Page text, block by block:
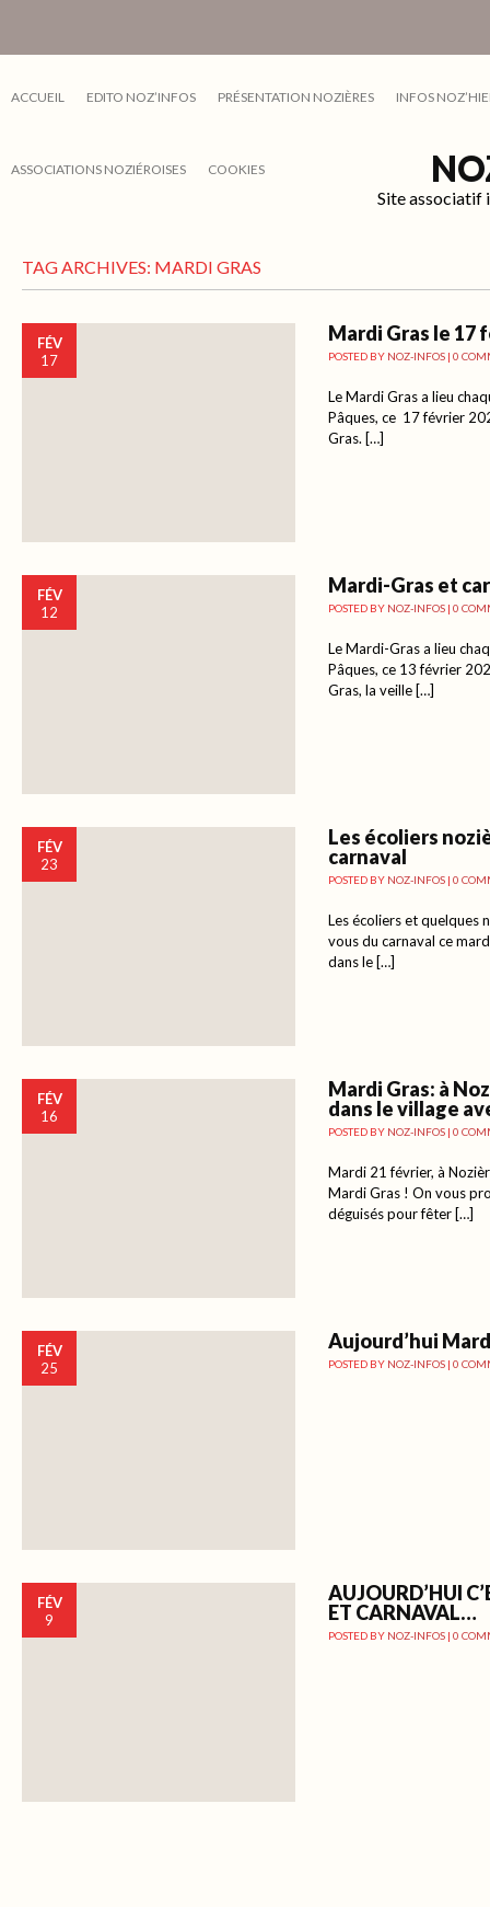
ACCUEIL EDITO NOZ’INFOS PRÉSENTATION NOZIÈRES INFOS
ASSOCIATIONS NOZIÉROISES COOKIES
Site associatif
TAG ARCHIVES: MARDI GRAS
FÉV
17
Mardi Gras le 17
POSTED BY NOZ-INFOS | 0
Le Mardi Gras a lieu
Pâques, ce 17 février
Gras. […]
FÉV
12
Mardi-Gras et
POSTED BY NOZ-INFOS | 0
Le Mardi-Gras a lieu
Pâques, ce 13 février
Gras, la veille […]
FÉV
23
Les écoliers
carnaval
POSTED BY NOZ-INFOS | 0
Les écoliers et quelques
vous du carnaval ce
dans le […]
FÉV
16
Mardi Gras: à
dans le village
POSTED BY NOZ-INFOS | 0
Mardi 21 février, à
Mardi Gras ! On vous
déguisés pour fêter […]
FÉV
25
Aujourd’hui
POSTED BY NOZ-INFOS | 0
FÉV
9
AUJOURD’HUI
ET CARNAVAL…
POSTED BY NOZ-INFOS | 0